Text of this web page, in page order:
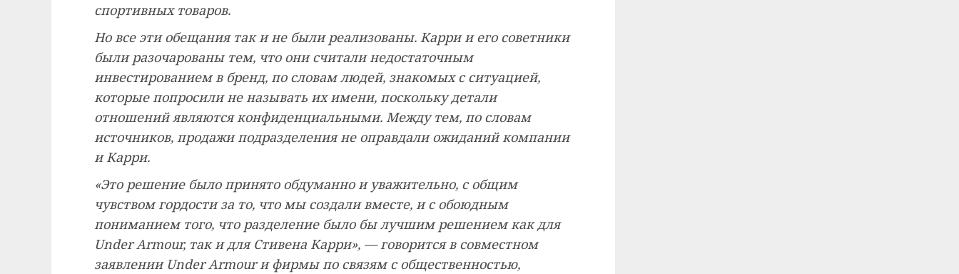
спортивных товаров.
Но все эти обещания так и не были реализованы. Карри и его советники
были разочарованы тем, что они считали недостаточным
инвестированием в бренд, по словам людей, знакомых с ситуацией,
которые попросили не называть их имени, поскольку детали
отношений являются конфиденциальными. Между тем, по словам
источников, продажи подразделения не оправдали ожиданий компании
и Карри.
«Это решение было принято обдуманно и уважительно, с общим
чувством гордости за то, что мы создали вместе, и с обоюдным
пониманием того, что разделение было бы лучшим решением как для
Under Armour, так и для Стивена Карри», — говорится в совместном
заявлении Under Armour и фирмы по связям с общественностью,